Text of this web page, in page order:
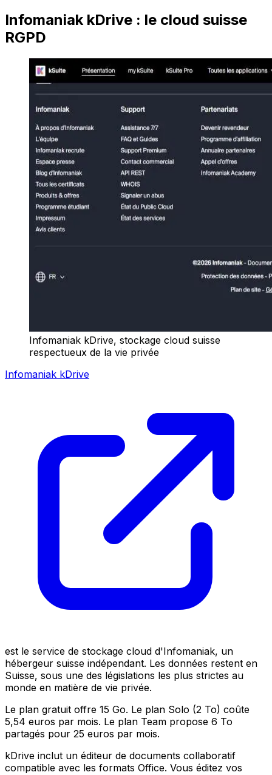
Infomaniak kDrive : le cloud suisse
RGPD
Infomaniak kDrive, stockage cloud suisse
respectueux de la vie privée
Infomaniak kDrive
est le service de stockage cloud d'Infomaniak, un
hébergeur suisse indépendant. Les données restent en
Suisse, sous une des législations les plus strictes au
monde en matière de vie privée.
Le plan gratuit offre 15 Go. Le plan Solo (2 To) coûte
5,54 euros par mois. Le plan Team propose 6 To
partagés pour 25 euros par mois.
kDrive inclut un éditeur de documents collaboratif
compatible avec les formats Office. Vous éditez vos